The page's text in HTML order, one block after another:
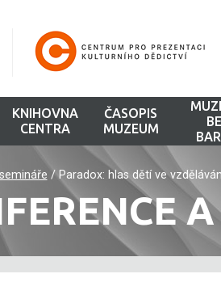
KNIHOVNA
CENTRA
ČASOPIS
MUZEUM
/ Paradox: hlas dětí ve